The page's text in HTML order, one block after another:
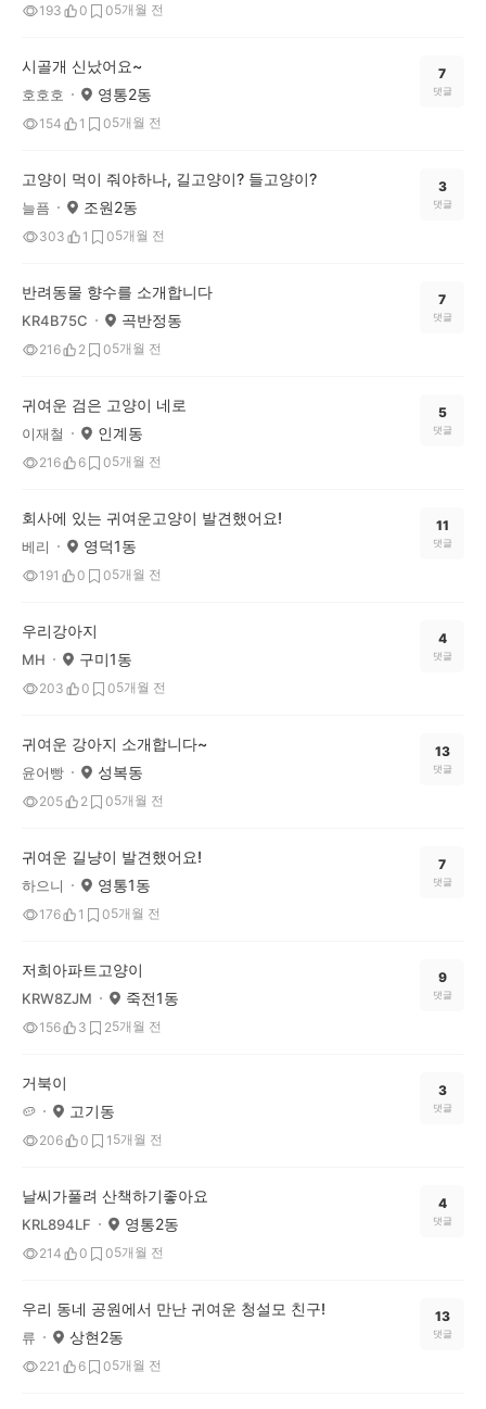
193 0 05개월 전
시골개 신났어요~
호호호 영통2동
154 1 05개월 전
7
댓글
고양이 먹이 줘야하나, 길고양이? 들고양이?
늘픔 조원2동
303 1 05개월 전
3
댓글
반려동물 향수를 소개합니다
KR4B75C 곡반정동
216 2 05개월 전
7
댓글
귀여운 검은 고양이 네로
이재철 인계동
216 6 05개월 전
5
댓글
회사에 있는 귀여운고양이 발견했어요!
베리 영덕1동
191 0 05개월 전
11
댓글
우리강아지
MH 구미1동
203 0 05개월 전
4
댓글
귀여운 강아지 소개합니다~
윤어빵 성복동
205 2 05개월 전
13
댓글
귀여운 길냥이 발견했어요!
하으니 영통1동
176 1 05개월 전
7
댓글
저희아파트고양이
KRW8ZJM 죽전1동
156 3 25개월 전
9
댓글
거북이
🥔 고기동
206 0 1 5개월 전
3
댓글
날씨가풀려 산책하기좋아요
KRL894LF 영통2동
214 0 05개월 전
4
댓글
우리 동네 공원에서 만난 귀여운 청설모 친구!
류 상현2동
221 6 05개월 전
13
댓글